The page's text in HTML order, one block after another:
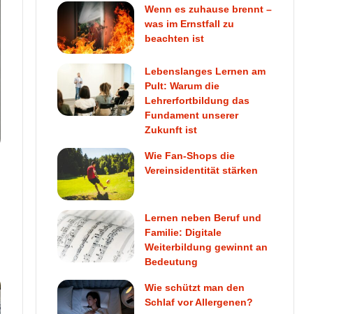
Wenn es zuhause brennt –
was im Ernstfall zu
beachten ist
Lebenslanges Lernen am
Pult: Warum die
Lehrerfortbildung das
Fundament unserer
Zukunft ist
Wie Fan-Shops die
Vereinsidentität stärken
Lernen neben Beruf und
Familie: Digitale
Weiterbildung gewinnt an
Bedeutung
Wie schützt man den
Schlaf vor Allergenen?